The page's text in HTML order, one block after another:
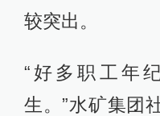
较突出。
“好多职工年
生。”水矿集团